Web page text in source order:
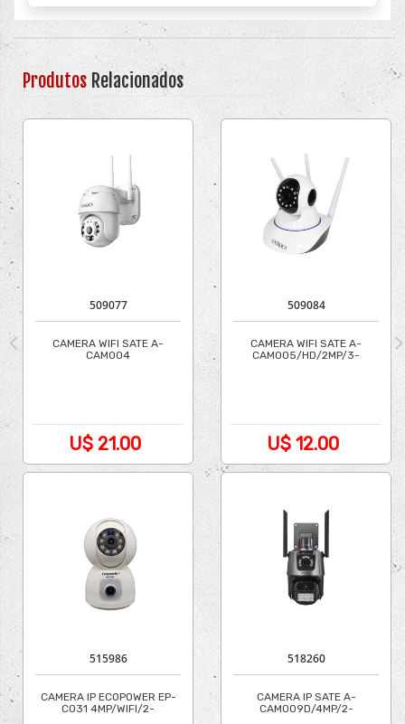
Produtos Relacionados
509077
CAMERA WIFI SATE A-
CAM004
U$ 21.00
509084
CAMERA WIFI SATE A-
CAM005/HD/2MP/3-
U$ 12.00
515986
CAMERA IP ECOPOWER EP-
C031 4MP/WIFI/2-
518260
CAMERA IP SATE A-
CAM009D/4MP/2-